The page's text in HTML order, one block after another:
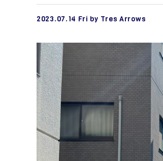
2023.07.14 Fri by Tres Arrows